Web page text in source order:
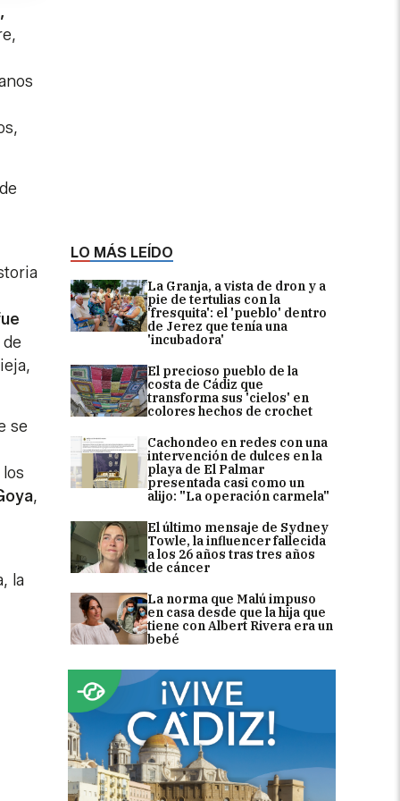
LO MÁS LEÍDO
La Granja, a vista de dron y a
pie de tertulias con la
'fresquita': el 'pueblo' dentro
de Jerez que tenía una
'incubadora'
El precioso pueblo de la
costa de Cádiz que
transforma sus 'cielos' en
colores hechos de crochet
Cachondeo en redes con una
intervención de dulces en la
playa de El Palmar
presentada casi como un
alijo: "La operación carmela"
El último mensaje de Sydney
Towle, la influencer fallecida
a los 26 años tras tres años
de cáncer
La norma que Malú impuso
en casa desde que la hija que
tiene con Albert Rivera era un
bebé
se
,
la